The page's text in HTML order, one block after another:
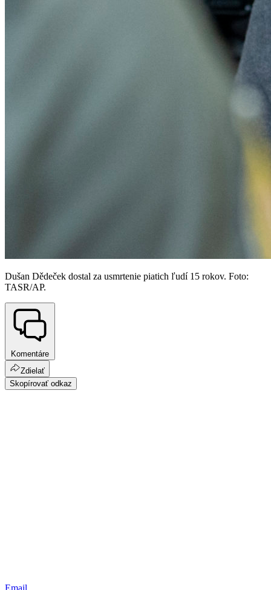
Dušan Dědeček dostal za usmrtenie piatich ľudí 15 rokov. Foto:
TASR/AP.
Komentáre
Zdielať
Skopírovať odkaz